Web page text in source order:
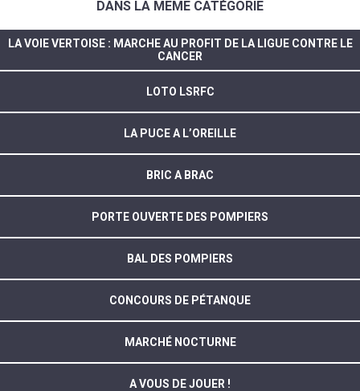
DANS LA MÊME CATÉGORIE
LA VOIE VERTOISE : MARCHE AU PROFIT DE LA LIGUE CONTRE LE
CANCER
LOTO LSRFC
LA PUCE A L’OREILLE
BRIC A BRAC
PORTE OUVERTE DES POMPIERS
BAL DES POMPIERS
CONCOURS DE PÉTANQUE
MARCHÉ NOCTURNE
A VOUS DE JOUER !